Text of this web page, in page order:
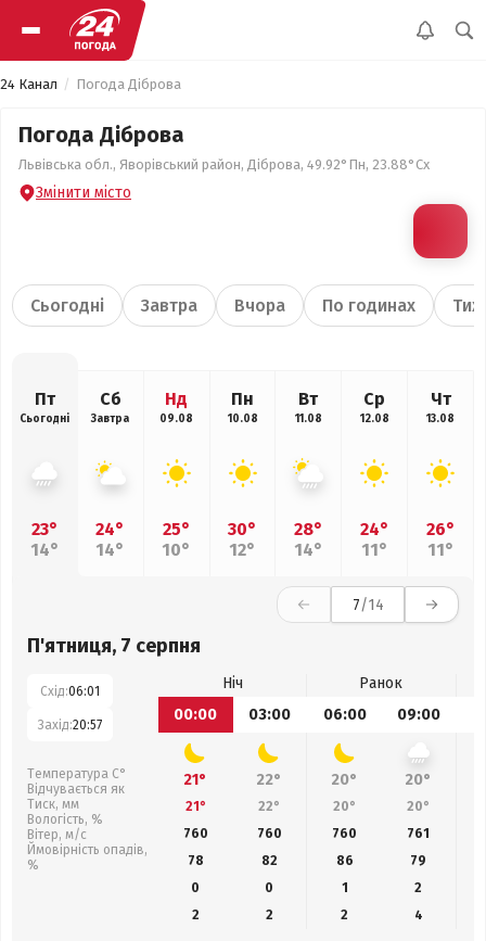
24 Канал Погода Діброва
Погода Діброва
Львівська обл., Яворівський район, Діброва, 49.92°Пн, 23.88°Сх
Змінити місто
Сьогодні Завтра Вчора По годинах
Пт
Сьогодні
23°
14°
Сб
Завтра
24°
14°
Нд
09.08
25°
10°
Пн
10.08
30°
12°
Вт
11.08
28°
14°
Ср
12.08
24°
11°
Чт
13.08
26°
11°
7/14
П'ятниця, 7 серпня
Схід:06:01
Захід:20:57
Температура С°
Відчувається як
Тиск, мм
Вологість, %
Вітер, м/с
Ймовірність опадів,
%
Ніч
Ранок
00:00
03:00 06:00 09:00
21° 22° 20° 20°
21° 22° 20° 20°
760
760 760 761
78
82 86 79
0
0 1
2
2
2 2 4